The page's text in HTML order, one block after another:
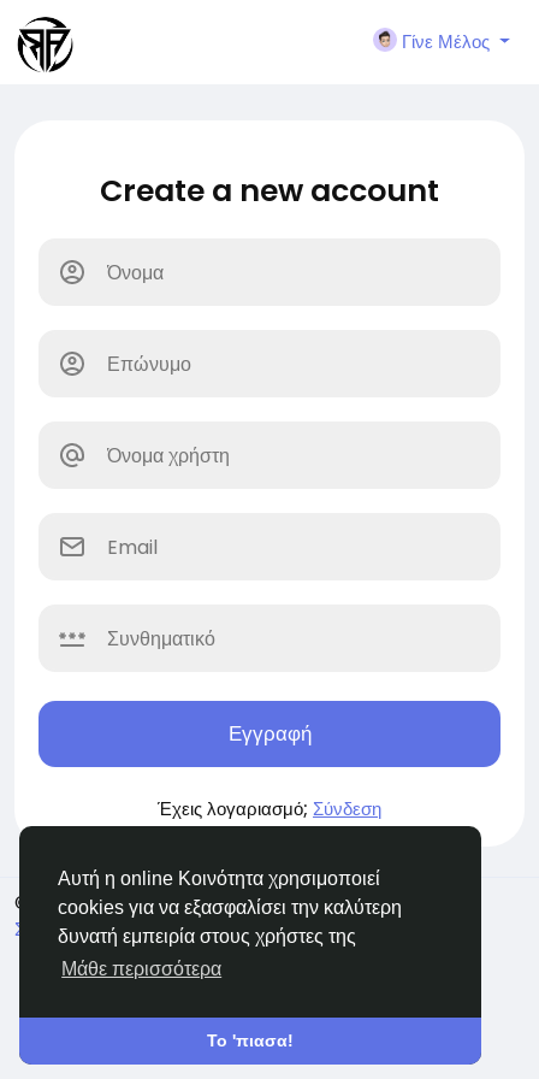
Αυτή η online Κοινότητα χρησιμοποιεί
cookies για να εξασφαλίσει την καλύτερη
δυνατή εμπειρία στους χρήστες της
Μάθε περισσότερα
Το 'πιασα!
Γίνε Μέλος
Create a new account
Εγγραφή
Έχεις λογαριασμό; Σύνδεση
© 2026 BuzzingAbout
Greek
Σχετικά Όρους Ιδιωτικότητα Επικοινώνησε μαζί μας
Support Center